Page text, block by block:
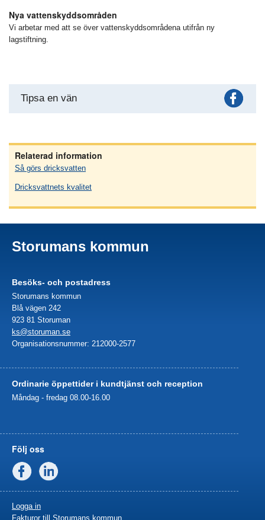
Nya vattenskyddsområden
Vi arbetar med att se över vattenskyddsområdena utifrån ny
lagstiftning.
Tipsa en vän
Relaterad information
Så görs dricksvatten
Dricksvattnets kvalitet
Storumans kommun
Besöks- och postadress
Storumans kommun
Blå vägen 242
923 81 Storuman
ks@storuman.se
Organisationsnummer: 212000-2577
Ordinarie öppettider i kundtjänst och reception
Måndag - fredag 08.00-16.00
Följ oss
Facebook
Logga in
Fakturor till Storumans kommun